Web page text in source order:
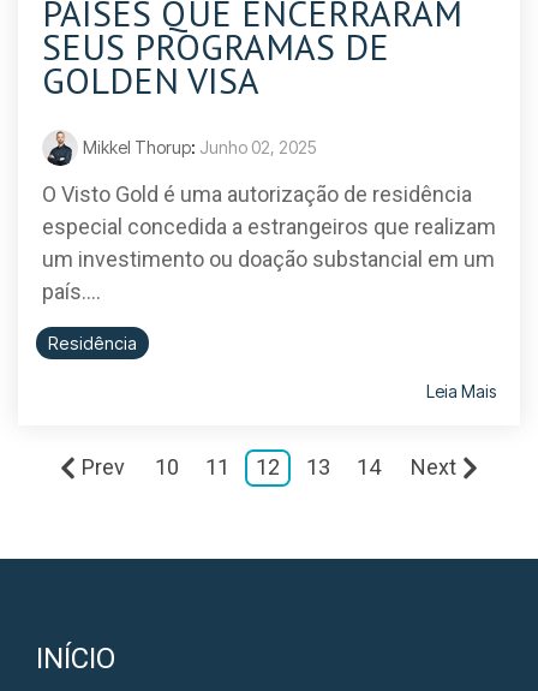
PAÍSES QUE ENCERRARAM
SEUS PROGRAMAS DE
GOLDEN VISA
Mikkel Thorup: Junho 02, 2025
O Visto Gold é uma autorização de residência
especial concedida a estrangeiros que realizam
um investimento ou doação substancial em um
país....
Residência
Leia Mais
Prev 10 11 12 13 14 Next
INÍCIO